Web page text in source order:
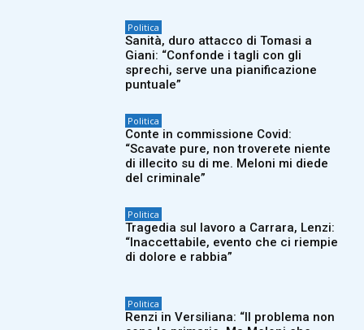
Politica
Sanità, duro attacco di Tomasi a
Giani: “Confonde i tagli con gli
sprechi, serve una pianificazione
puntuale”
Politica
Conte in commissione Covid:
“Scavate pure, non troverete niente
di illecito su di me. Meloni mi diede
del criminale”
Politica
Tragedia sul lavoro a Carrara, Lenzi:
“Inaccettabile, evento che ci riempie
di dolore e rabbia”
Politica
Renzi in Versiliana: “Il problema non